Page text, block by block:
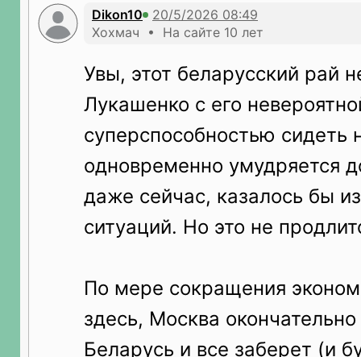
Dikon10
Хохмач • На сайте 10 лет
Увы, этот беларусский рай
Лукашенко с его
суперспособностью сидеть
одновременно умудряется
даже сейчас, казалось бы
ситуаций. Но это не
По мере сокращения
здесь, Москва
Беларусь и все заберет (и